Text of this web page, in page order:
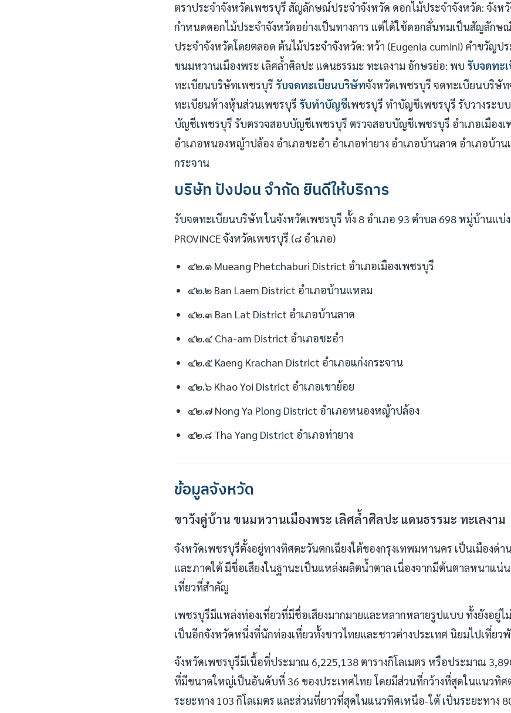
ตราประจำจังหวัดเพชรบุรี สัญลักษณ์ประจำจังหวัด ดอกไม้ประจำจังหวัด: จังห
กำหนดดอกไม้ประจำจังหวัดอย่างเป็นทางการ แต่ได้ใช้ดอกลั่นทมเป็นสัญลักษ
ประจำจังหวัดโดยตลอด ต้นไม้ประจำจังหวัด: หว้า (Eugenia cumini) คำขวัญป
ขนมหวานเมืองพระ เลิศล้ำศิลปะ แดนธรรมะ ทะเลงาม อักษรย่อ: พบ รับจดทะ
ทะเบียนบริษัทเพชรบุรี รับจดทะเบียนบริษัทจังหวัดเพชรบุรี จดทะเบียนบริษั
ทะเบียนห้างหุ้นส่วนเพชรบุรี รับทำบัญชีเพชรบุรี ทำบัญชีเพชรบุรี รับวางระบ
บัญชีเพชรบุรี รับตรวจสอบบัญชีเพชรบุรี ตรวจสอบบัญชีเพชรบุรี อำเภอเมืองเ
อำเภอหนองหญ้าปล้อง อำเภอชะอำ อำเภอท่ายาง อำเภอบ้านลาด อำเภอบ้า
กระจาน
บริษัท ปังปอน จำกัด ยินดีให้บริการ
รับจดทะเบียนบริษัท ในจังหวัดเพชรบุรี ทั้ง 8 อำเภอ 93 ตำบล 698 หมู่บ้านแบ่งเ
PROVINCE จังหวัดเพชรบุรี (๘ อำเภอ)
๔๒.๑ Mueang Phetchaburi District อำเภอเมืองเพชรบุรี
๔๒.๒ Ban Laem District อำเภอบ้านแหลม
๔๒.๓ Ban Lat District อำเภอบ้านลาด
๔๒.๔ Cha-am District อำเภอชะอำ
๔๒.๕ Kaeng Krachan District อำเภอแก่งกระจาน
๔๒.๖ Khao Yoi District อำเภอเขาย้อย
๔๒.๗ Nong Ya Plong District อำเภอหนองหญ้าปล้อง
๔๒.๘ Tha Yang District อำเภอท่ายาง
ข้อมูลจังหวัด
ขาวังคู่บ้าน ขนมหวานเมืองพระ เลิศล้ำศิลปะ แดนธรรมะ ทะเลงาม
จังหวัดเพชรบุรีตั้งอยู่ทางทิศตะวันตกเฉียงใต้ของกรุงเทพมหานคร เป็นเมืองด่า
และภาคใต้ มีชื่อเสียงในฐานะเป็นแหล่งผลิตน้ำตาล เนื่องจากมีต้นตาลหนาแน่น
เที่ยวที่สำคัญ
เพชรบุรีมีแหล่งท่องเที่ยวที่มีชื่อเสียงมากมายและหลากหลายรูปแบบ ทั้งยังอยู่ไม่
เป็นอีกจังหวัดหนึ่งที่นักท่องเที่ยวทั้งชาวไทยและชาวต่างประเทศ นิยมไปเที่ย
จังหวัดเพชรบุรีมีเนื้อที่ประมาณ 6,225,138 ตารางกิโลเมตร หรือประมาณ
ที่มีขนาดใหญ่เป็นอันดับที่ 36 ของประเทศไทย โดยมีส่วนที่กว้างที่สุดในแนวทิ
ระยะทาง 103 กิโลเมตร และส่วนที่ยาวที่สุดในแนวทิศเหนือ-ใต้ เป็นระยะทาง